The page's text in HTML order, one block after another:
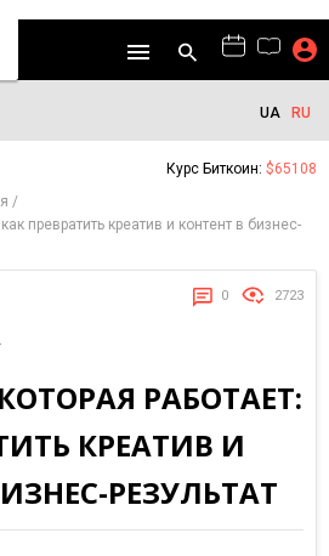
UA RU
Курс Биткоин: $65108
превратить креатив и контент в бизнес-
0 2723
РАБОТАЕТ:
КРЕАТИВ И
РЕЗУЛЬТАТ